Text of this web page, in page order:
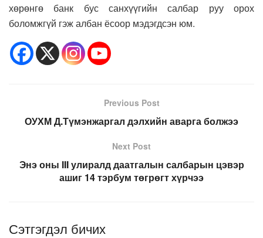
хөрөнгө банк бус санхүүгийн салбар руу орох
боломжгүй гэж албан ёсоор мэдэгдсэн юм.
Previous Post
ОУХМ Д.Түмэнжаргал дэлхийн аварга болжээ
Next Post
Энэ оны III улиралд даатгалын салбарын цэвэр
ашиг 14 тэрбум төгрөгт хүрчээ
Сэтгэгдэл бичих